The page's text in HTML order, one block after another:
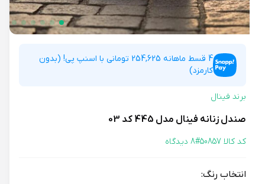
4 قسط ماهانه 254,625 تومانی با اسنپ پی! (بدون
کارمزد)
برند فینال
صندل زنانه فینال مدل 445 کد 03
کد کالا 50857# 8 دیدگاه
انتخاب رنگ: